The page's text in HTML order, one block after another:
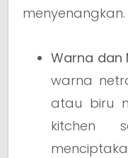
menyenangkan.
Warna dan
warna
atau biru
kitchen